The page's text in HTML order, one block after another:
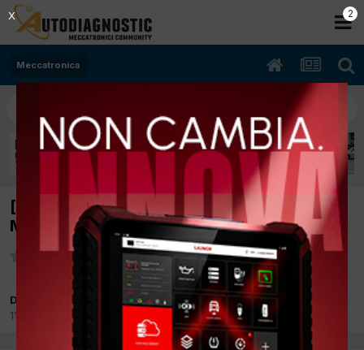
Meccatronica
[318 03/1999 1895cc 194e1 87Kw Benzina]
Motore si surriscalda al minimo
Da chevyboy
11 Gennaio 2013
2
X